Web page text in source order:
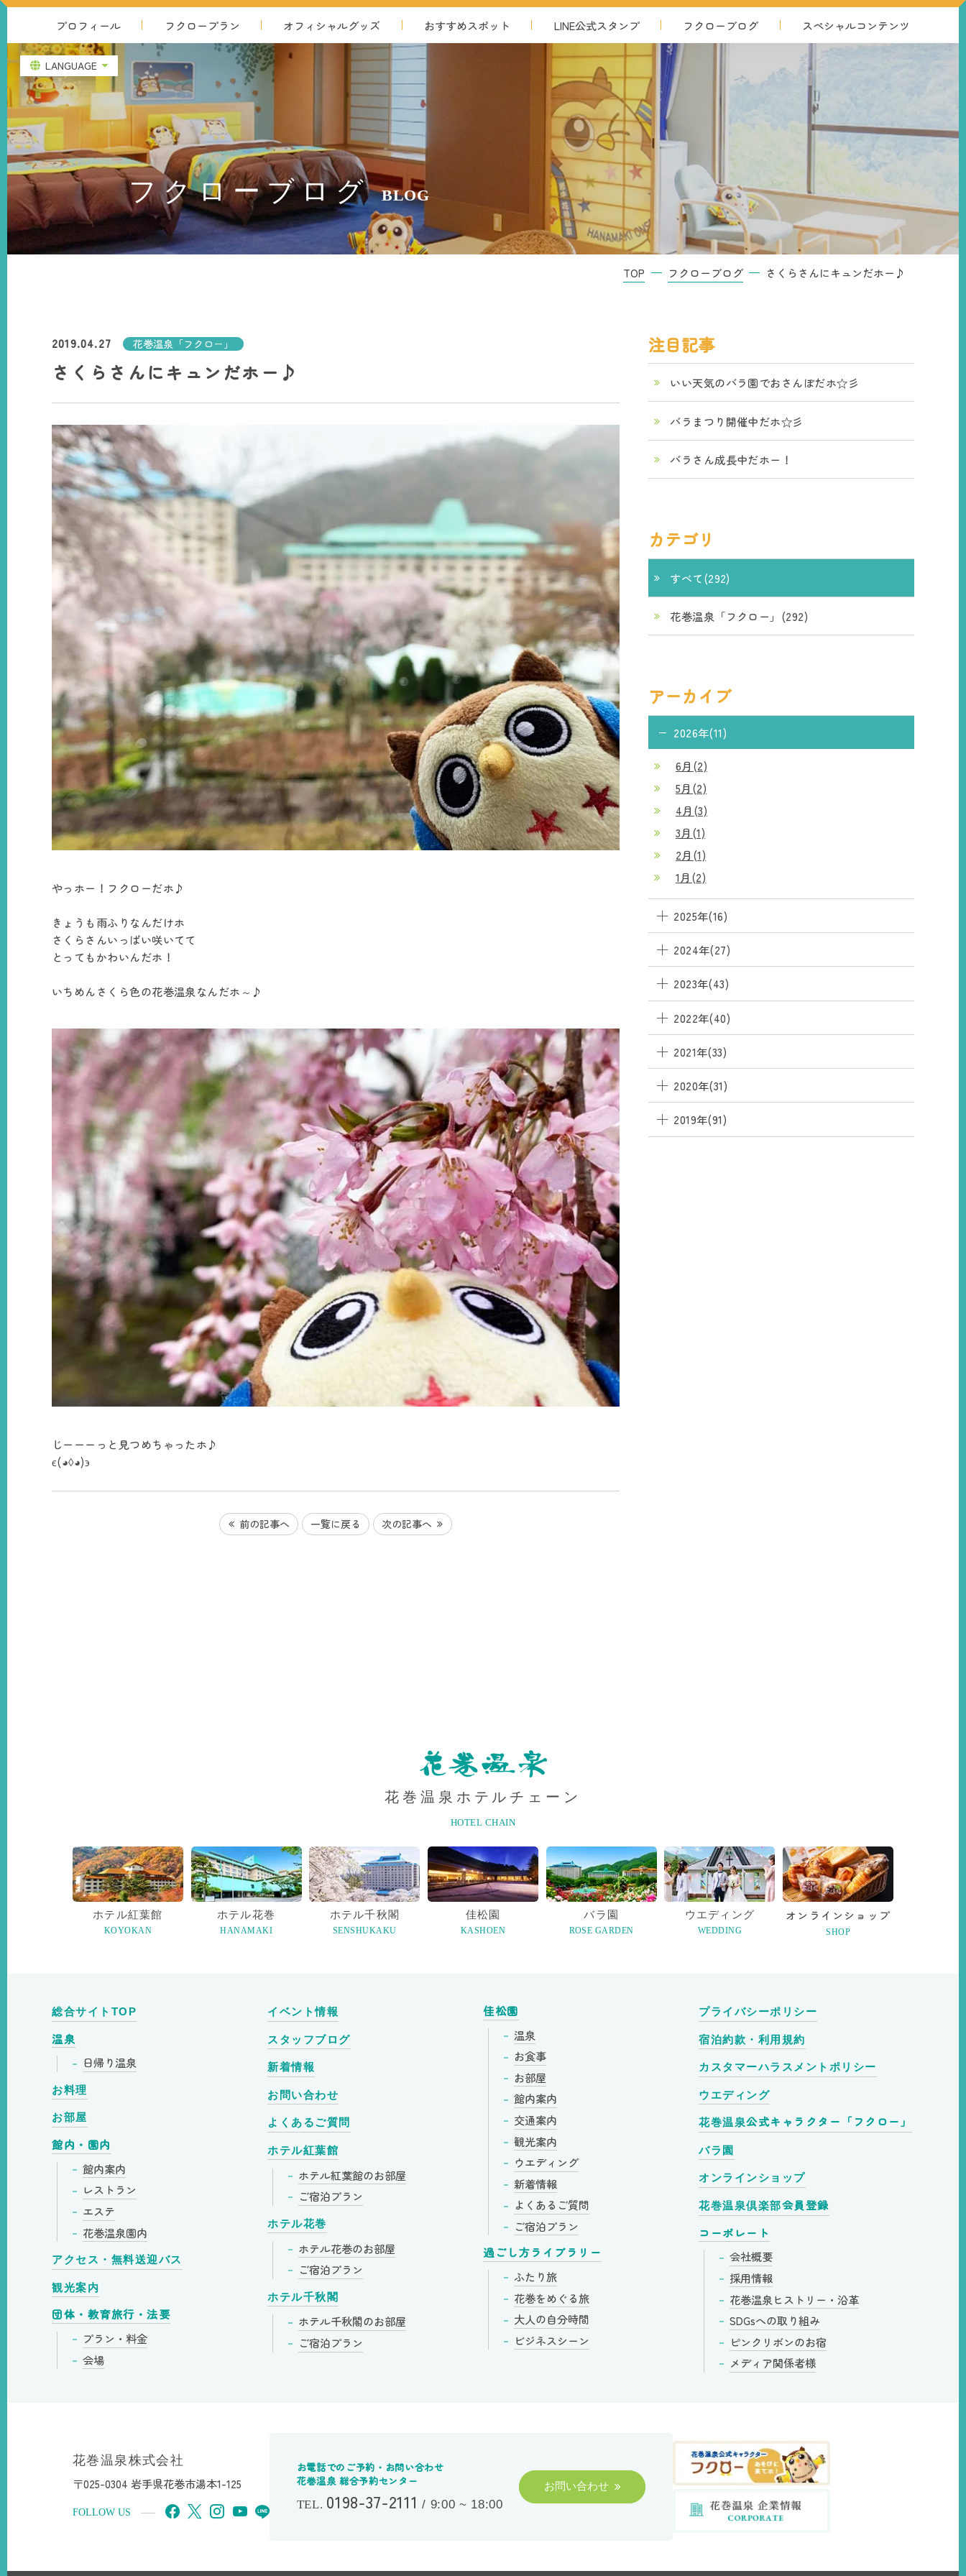
プロフィール フクロープラン オフィシャルグッズ おすすめスポット LINE公式スタンプ フクローブログ スペシャルコンテンツ
LANGUAGE
フクローブログ BLOG
TOP フクローブログ さくらさんにキュンだホー♪
2019.04.27 花巻温泉「フクロー」
さくらさんにキュンだホー♪
やっホー！フクローだホ♪
きょうも雨ふりなんだけホ
さくらさんいっぱい咲いてて
とってもかわいんだホ！
いちめんさくら色の花巻温泉なんだホ～♪
じーーーっと見つめちゃったホ♪
ϵ(◕◊◕)϶
前の記事へ 一覧に戻る 次の記事へ
注目記事
いい天気のバラ園でおさんぽだホ☆彡
バラまつり開催中だホ☆彡
バラさん成長中だホー！
カテゴリ
すべて(292)
花巻温泉「フクロー」(292)
アーカイブ
2026年(11)
6月(2)
5月(2)
4月(3)
3月(1)
2月(1)
1月(2)
2025年(16)
2024年(27)
2023年(43)
2022年(40)
2021年(33)
2020年(31)
2019年(91)
花巻温泉ホテルチェーン
HOTEL CHAIN
ホテル紅葉館
KOYOKAN
ホテル花巻
HANAMAKI
ホテル千秋閣
SENSHUKAKU
佳松園
KASHOEN
バラ園
ROSE GARDEN
ウエディング
WEDDING
オンライン ショップ
SHOP
総合サイトTOP
温泉
日帰り温泉
お料理
お部屋
館内・園内
館内案内
レストラン
エステ
花巻温泉園内
アクセス・無料送迎バス
観光案内
団体・教育旅行・法要
プラン・料金
会場
イベント情報
スタッフブログ
新着情報
お問い合わせ
よくあるご質問
ホテル紅葉館
ホテル紅葉館のお部屋
ご宿泊プラン
ホテル花巻
ホテル花巻のお部屋
ご宿泊プラン
ホテル千秋閣
ホテル千秋閣のお部屋
ご宿泊プラン
佳松園
温泉
お食事
お部屋
館内案内
交通案内
観光案内
ウエディング
新着情報
よくあるご質問
ご宿泊プラン
過ごし方ライブラリー
ふたり旅
花巻をめぐる旅
大人の自分時間
ビジネスシーン
プライバシーポリシー
宿泊約款・利用規約
カスタマーハラスメントポリシー
ウエディング
花巻温泉公式キャラクター 「フクロー」
バラ園
オンラインショップ
花巻温泉倶楽部会員登録
コーポレート
会社概要
採用情報
花巻温泉 ヒストリー・ 沿革
SDGsへの取り組み
ピンクリボンのお宿
メディア関係者様
花巻温泉株式会社
〒025-0304 岩手県花巻市湯本1-125
FOLLOW US
お電話でのご予約・お問い合わせ
花巻温泉 総合予約センター
TEL. 0198-37-2111 / 9:00 ~ 18:00
お問い合わせ